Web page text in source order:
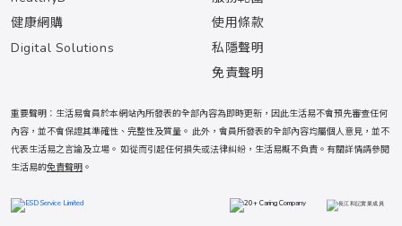
健康網購
Digital Solutions
使用條款
私隱聲明
免責聲明
重要聲明：生活易會員於本網站內所發表的全部內容為即時更新，因此生活易不會預先審查任何
內容，並不會保證其準確性、完整性及質量。 此外，會員所發表的全部內容均屬個人意見，並不
代表生活易之言論及立場。 如從而引起任何損失或法律糾紛，生活易概不負責。有關詳情請參閱
生活易的免責聲明 。